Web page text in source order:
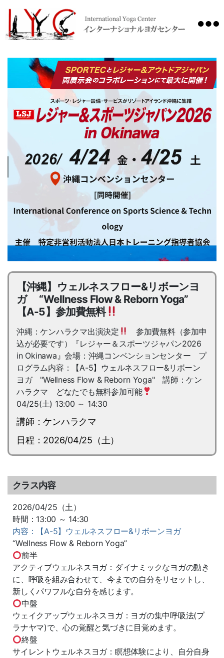
Center
【沖縄】ウェルネスフロー&リボーンヨ
ガ “Wellness Flow & Reborn Yoga”
【A-5】参加費無料
沖縄：ケンハラクマ出演決定
参加費無料（参加申
込が必要です）『レジャー＆スポーツジャパン2026
in Okinawa』会場：沖縄コンベンションセンター プ
ログラム内容：【A-5】ウェルネスフロー&リボーン
ヨガ "Wellness Flow & Reborn Yoga" 講師：ケン
ハラクマ どなたでも無料参加可能
04/25(土) 13:00 ～ 14:30
講師：ケンハラクマ
日程：2026/04/25（土）
クラス内容
2026/04/25（土）
時間：13:00 ～ 14:30
内容：【A-5】ウェルネスフロー&リボーンヨガ
“Wellness Flow & Reborn Yoga”
前半
アクティブウェルネスヨガ：ダイナミックなヨガの動き
に、呼吸を組み合わせて、今までの自分をリセットし、
新しくパワフルな自分を感じます。
中盤
ウェイクアップウェルネスヨガ：ヨガの集中呼吸法(プ
ラナヤマ)で、心の覚醒と気づきに目覚めます。
終盤
サイレントウェルネスヨガ：瞑想体験により、自分自身